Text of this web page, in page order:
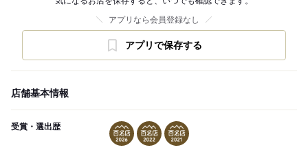
アプリなら会員登録なし
アプリで保存する
店舗基本情報
受賞・選出歴